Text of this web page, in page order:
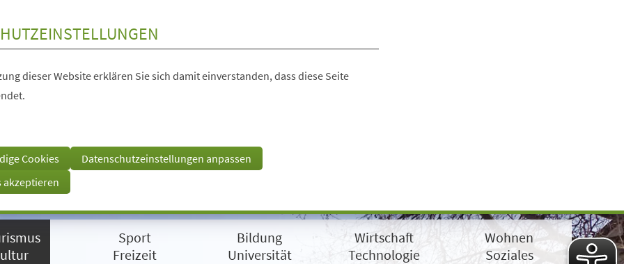
dieser Website erklären Sie sich damit einverstanden, dass diese Seite
Cookies
Datenschutzeinstellungen anpassen
akzeptieren
Sport
Freizeit
Bildung
Universität
Wirtschaft
Technologie
Wohnen
Soziales